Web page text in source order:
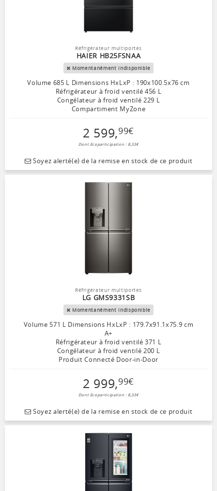
Réfrigérateur multiportes
HAIER HB25FSNAA
Momentanément indisponible
Volume 685 L Dimensions HxLxP : 190x100.5x76 cm
Réfrigérateur à froid ventilé 456 L
Congélateur à froid ventilé 229 L
Compartiment MyZone
2 599,99€
Dont Ecoparticipation : 8,33€
Soyez alerté(e) de la remise en stock de ce produit
Réfrigérateur multiportes
LG GMS9331SB
Momentanément indisponible
Volume 571 L Dimensions HxLxP : 179.7x91.1x75.9 cm
A+
Réfrigérateur à froid ventilé 371 L
Congélateur à froid ventilé 200 L
Produit Connecté Door-in-Door
2 999,99€
Dont Ecoparticipation : 8,33€
Soyez alerté(e) de la remise en stock de ce produit